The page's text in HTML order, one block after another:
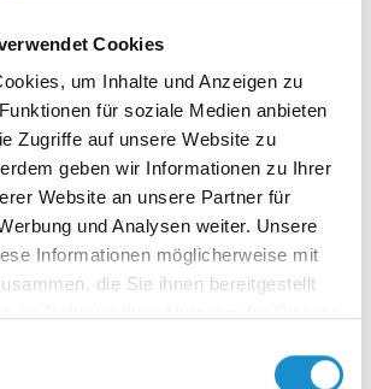
Cookies
um Inhalte und Anzeigen zu
für soziale Medien anbieten
Zugriffe auf unsere Website zu
geben wir Informationen zu Ihrer
Website an unsere Partner für
und Analysen weiter. Unsere
Informationen möglicherweise mit
die Sie ihnen bereitgestellt
Zeiten der Angst: Verständigung
Critical Incident Teil 2
und Angst regiert, braucht es
– sondern mutige
erste…
zwei Seiten einer